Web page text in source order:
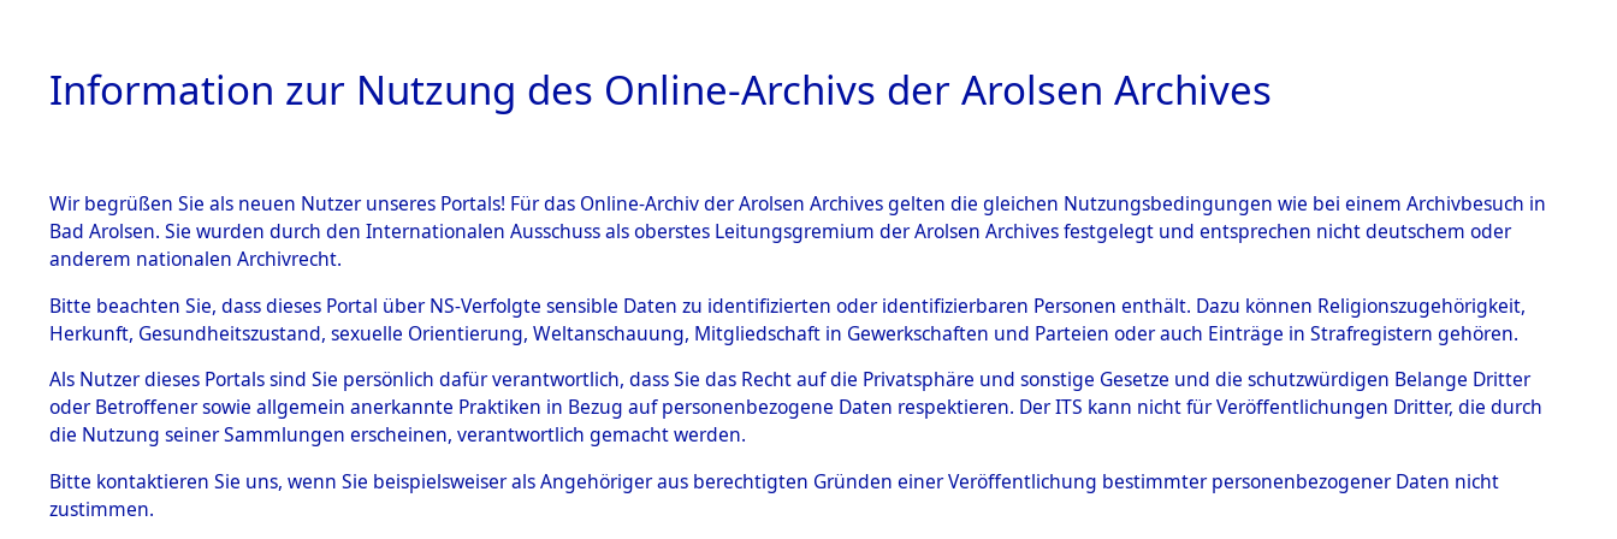
HOME BESTANDSBESCHREIBUNG ARCHIVALE ÜBERSICHT BILD
BESTÄNDE
Inhaftierungsdoku
mente
5. Verschiedenes
Todesmärsche
5.3.1 Alliierte
Rekonstruktion des Verlaufs und der Geschehnisse um
Todesmärsche, alphabetisch gegliedert nach betroffenen Orten
und Lagern→0002 (84629694)→0026 (84629720)
0026 (84629720)
Information zur Nutzung des Online-Archivs der Arolsen Archives
Wir begrüßen Sie als neuen Nutzer unseres Portals! Für das Online-Archiv der Arolsen Archives gelten die gleichen Nutzungsbedingungen wie bei einem Archivbesuch in
Bad Arolsen. Sie wurden durch den Internationalen Ausschuss als oberstes Leitungsgremium der Arolsen Archives festgelegt und entsprechen nicht deutschem oder
anderem nationalen Archivrecht.
Bitte beachten Sie, dass dieses Portal über NS-Verfolgte sensible Daten zu identifizierten oder identifizierbaren Personen enthält. Dazu können Religionszugehörigkeit,
Herkunft, Gesundheitszustand, sexuelle Orientierung, Weltanschauung, Mitgliedschaft in Gewerkschaften und Parteien oder auch Einträge in Strafregistern gehören.
Als Nutzer dieses Portals sind Sie persönlich dafür verantwortlich, dass Sie das Recht auf die Privatsphäre und sonstige Gesetze und die schutzwürdigen Belange Dritter
oder Betroffener sowie allgemein anerkannte Praktiken in Bezug auf personenbezogene Daten respektieren. Der ITS kann nicht für Veröffentlichungen Dritter, die durch
die Nutzung seiner Sammlungen erscheinen, verantwortlich gemacht werden.
Bitte kontaktieren Sie uns, wenn Sie beispielsweiser als Angehöriger aus berechtigten Gründen einer Veröffentlichung bestimmter personenbezogener Daten nicht
zustimmen.